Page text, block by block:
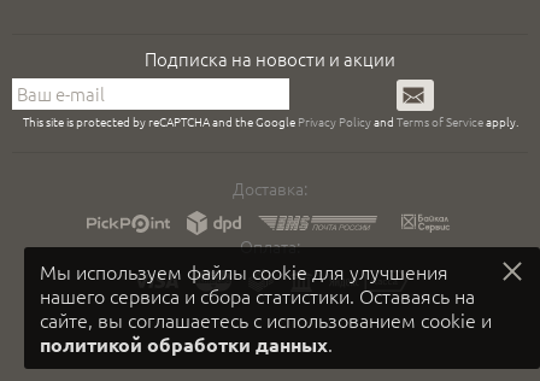
Мы используем файлы cookie для улучшения
нашего сервиса и сбора статистики. Оставаясь на
сайте, вы соглашаетесь с использованием cookie и
политикой обработки данных.
Подписка на новости и акции
Подписаться
This site is protected by reCAPTCHA and the Google Privacy Policyand Terms of Serviceapply.
Доставка:
Оплата: